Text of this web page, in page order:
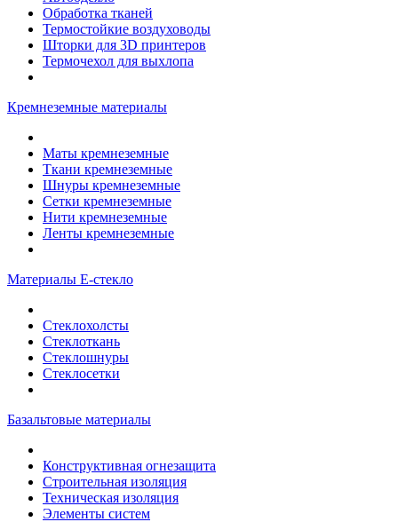
Обработка тканей
Термостойкие воздуховоды
Шторки для 3D принтеров
Термочехол для выхлопа
Кремнеземные материалы
Маты кремнеземные
Ткани кремнеземные
Шнуры кремнеземные
Сетки кремнеземные
Нити кремнеземные
Ленты кремнеземные
Материалы Е-стекло
Стеклохолсты
Стеклоткань
Стеклошнуры
Стеклосетки
Базальтовые материалы
Конструктивная огнезащита
Строительная изоляция
Техническая изоляция
Элементы систем